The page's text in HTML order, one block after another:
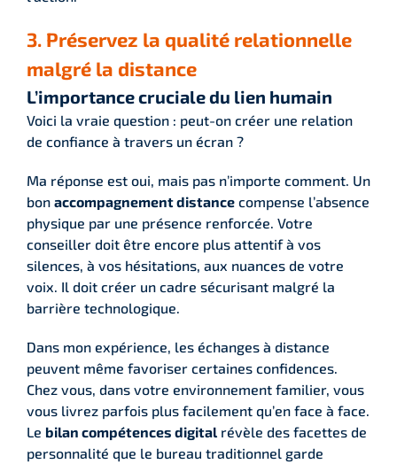
3. Préservez la qualité relationnelle
malgré la distance
L’importance cruciale du lien humain
Voici la vraie question : peut-on créer une relation
de confiance à travers un écran ?
Ma réponse est oui, mais pas n’importe comment. Un
bon accompagnement distance compense l’absence
physique par une présence renforcée. Votre
conseiller doit être encore plus attentif à vos
silences, à vos hésitations, aux nuances de votre
voix. Il doit créer un cadre sécurisant malgré la
barrière technologique.
Dans mon expérience, les échanges à distance
peuvent même favoriser certaines confidences.
Chez vous, dans votre environnement familier, vous
vous livrez parfois plus facilement qu’en face à face.
Le bilan compétences digital révèle des facettes de
personnalité que le bureau traditionnel garde